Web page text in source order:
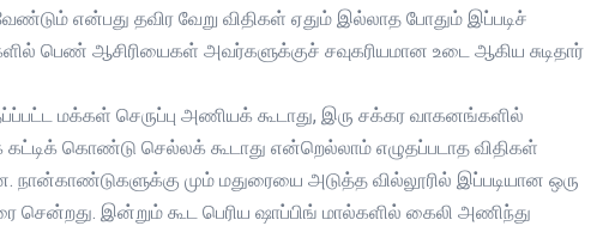
என்பது தவிர வேறு விதிகள் ஏதும் இல்லாத போதும் இப்படிச்
பெண் ஆசிரியைகள் அவர்களுக்குச் சவுகரியமான உடை ஆகிய சுடிதார்
மக்கள் செருப்பு அணியக் கூடாது, இரு சக்கர வாகனங்களில்
கட்டிக் கொண்டு செல்லக் கூடாது என்றெல்லாம் எழுதப்படாத விதிகள்
மும் மதுரையை அடுத்த வில்லூரில் இப்படியான ஒரு
சென்றது. இன்றும் கூட பெரிய ஷாப்பிங் மால்களில் கைலி அணிந்து